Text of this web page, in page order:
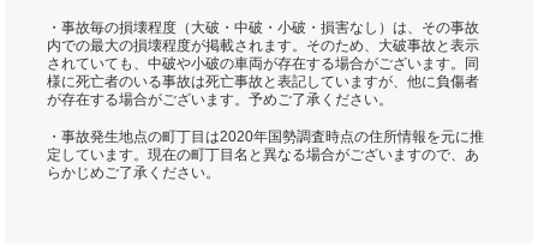
・事故毎の損壊程度（大破・中破・小破・損害なし）は、その事故
内での最大の損壊程度が掲載されます。そのため、大破事故と表示
されていても、中破や小破の車両が存在する場合がございます。同
様に死亡者のいる事故は死亡事故と表記していますが、他に負傷者
が存在する場合がございます。予めご了承ください。
・事故発生地点の町丁目は2020年国勢調査時点の住所情報を元に推
定しています。現在の町丁目名と異なる場合がございますので、あ
らかじめご了承ください。